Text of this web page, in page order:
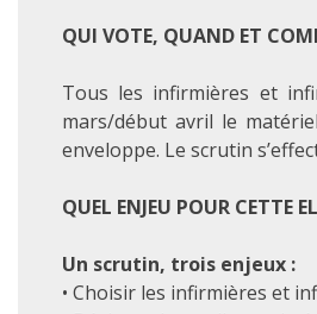
QUI VOTE, QUAND ET
Tous les infirmières et
mars/début avril le
enveloppe. Le scrutin
QUEL ENJEU POUR CETTE
Un scrutin, trois enjeux :
• Choisir les infirmières et